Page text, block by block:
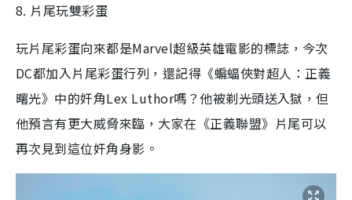
8. 片尾玩雙彩蛋
玩片尾彩蛋向來都是Marvel超級英雄電影的標誌，今次
DC都加入片尾彩蛋行列，還記得《蝙蝠俠對超人：正義
曙光》中的奸角Lex Luthor嗎？他被剃光頭送入獄，但
他預言有更大威脅來臨，大家在《正義聯盟》片尾可以
再次見到這位奸角身影。